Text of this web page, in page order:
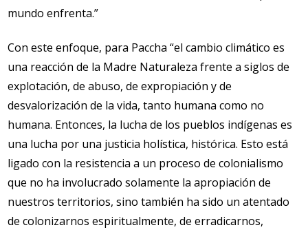
mundo enfrenta.”
Con este enfoque, para Paccha “el cambio climático es
una reacción de la Madre Naturaleza frente a siglos de
explotación, de abuso, de expropiación y de
desvalorización de la vida, tanto humana como no
humana. Entonces, la lucha de los pueblos indígenas es
una lucha por una justicia holística, histórica. Esto está
ligado con la resistencia a un proceso de colonialismo
que no ha involucrado solamente la apropiación de
nuestros territorios, sino también ha sido un atentado
de colonizarnos espiritualmente, de erradicarnos,